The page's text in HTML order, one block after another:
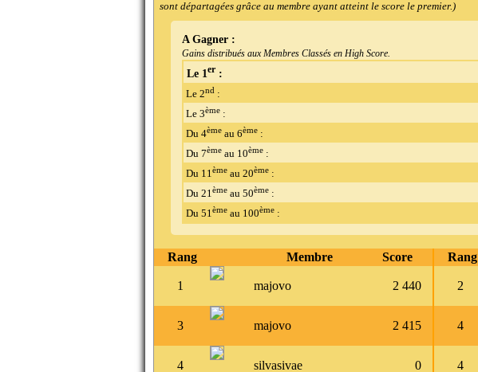
sont départagées grâce au membre ayant atteint le score le premier.)
A Gagner :
Gains distribués aux Membres Classés en High Score.
Le 1er:
Le 2nd :
Le 3ème :
Du 4ème au 6ème :
Du 7ème au 10ème :
Du 11ème au 20ème :
Du 21ème au 50ème :
Du 51ème au 100ème :
Rang Membre Score Rang
1 majovo 2 440 2
3 majovo 2 415 4
4 silvasivae 0 4